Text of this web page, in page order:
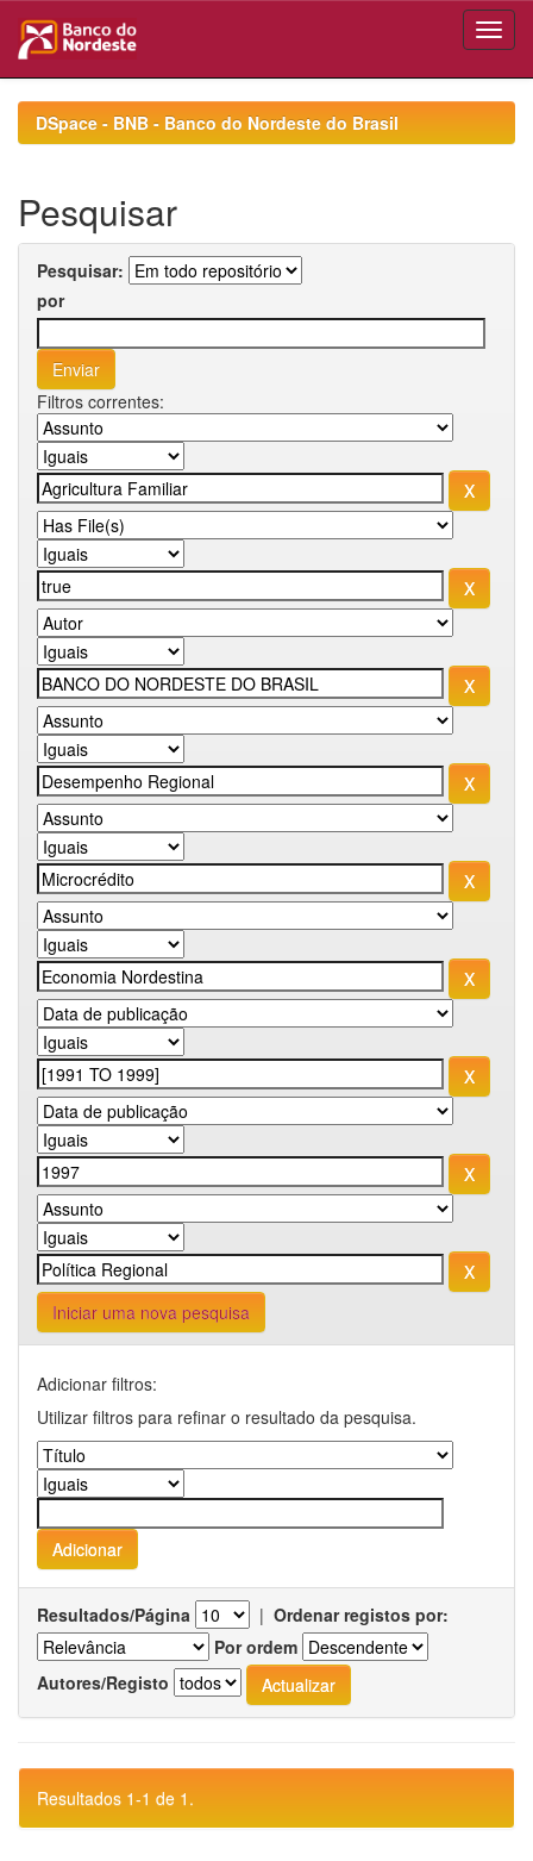
navigationDSpace - BNB - Banco do Nordeste do Brasil
Pesquisar
Pesquisar:
por
Filtros correntes:
Iniciar uma nova pesquisa
Adicionar filtros:
Utilizar filtros para refinar o resultado da pesquisa.
Resultados/Página | Ordenar registos por:
Por ordem
Autores/Registo
Resultados 1-1 de 1.